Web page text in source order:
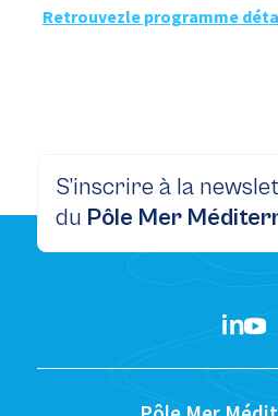
Retrouvezle programme
S’inscrire à la
du Pôle Mer